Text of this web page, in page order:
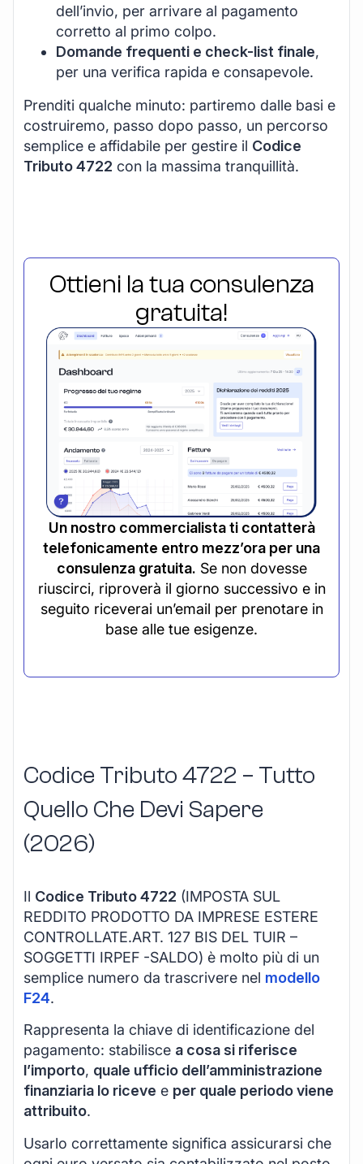
dell’invio, per arrivare al pagamento
corretto al primo colpo.
Domande frequenti e check-list finale,
per una verifica rapida e consapevole.
Prenditi qualche minuto: partiremo dalle basi e
costruiremo, passo dopo passo, un percorso
semplice e affidabile per gestire il Codice
Tributo 4722 con la massima tranquillità.
Ottieni la tua consulenza
gratuita!
Un nostro commercialista ti contatterà
telefonicamente entro mezz’ora per una
consulenza gratuita. Se non dovesse
riuscirci, riproverà il giorno successivo e in
seguito riceverai un’email per prenotare in
base alle tue esigenze.
Codice Tributo 4722 – Tutto
Quello Che Devi Sapere
(2026)
Il Codice Tributo 4722 (IMPOSTA SUL
REDDITO PRODOTTO DA IMPRESE ESTERE
CONTROLLATE.ART. 127 BIS DEL TUIR –
SOGGETTI IRPEF -SALDO) è molto più di un
semplice numero da trascrivere nel modello
F24.
Rappresenta la chiave di identificazione del
pagamento: stabilisce a cosa si riferisce
l’importo, quale ufficio dell’amministrazione
finanziaria lo riceve e per quale periodo viene
attribuito.
Usarlo correttamente significa assicurarsi che